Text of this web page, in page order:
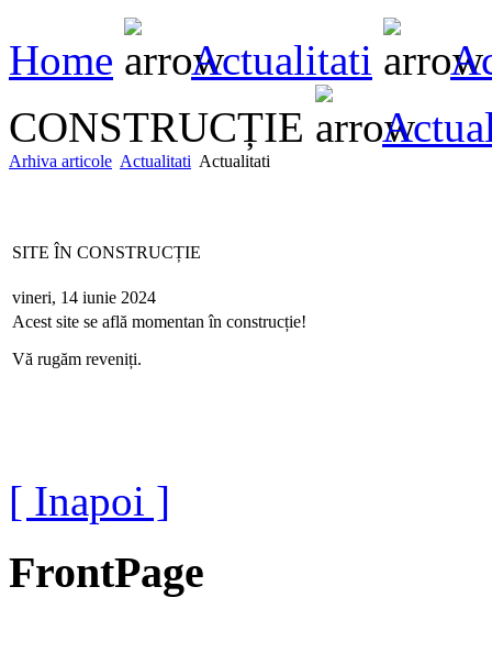
Home
Actualitati
CONSTRUCȚIE
Arhiva articole Actualitati Actualitati
SITE ÎN CONSTRUCȚIE
vineri, 14 iunie 2024
Acest site se află momentan în construcție!
Vă rugăm reveniți.
[ Inapoi ]
FrontPage